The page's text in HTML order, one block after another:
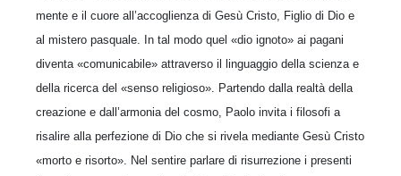
mente e il cuore all’accoglienza di Gesù Cristo, Figlio di Dio e
al mistero pasquale. In tal modo quel «dio ignoto» ai pagani
diventa «comunicabile» attraverso il linguaggio della scienza e
della ricerca del «senso religioso». Partendo dalla realtà della
creazione e dall’armonia del cosmo, Paolo invita i filosofi a
risalire alla perfezione di Dio che si rivela mediante Gesù Cristo
«morto e risorto». Nel sentire parlare di risurrezione i presenti